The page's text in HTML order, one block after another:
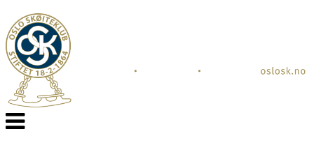
Veksle
navigasjon